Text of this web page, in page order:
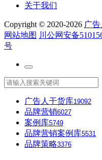
关于我们
Copyright © 2020-2026 广
网站地图 川公网安备
号
广告人干货库19092
品牌营销6027
案例库5749
品牌营销案例库5531
品牌策略3376